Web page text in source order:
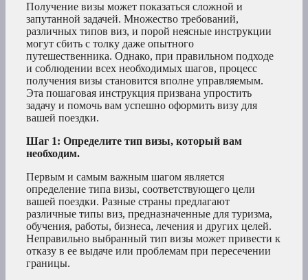
Получение визы может показаться сложной и
запутанной задачей. Множество требований,
различных типов виз, и порой неясные инструкции
могут сбить с толку даже опытного
путешественника. Однако, при правильном подходе
и соблюдении всех необходимых шагов, процесс
получения визы становится вполне управляемым.
Эта пошаговая инструкция призвана упростить
задачу и помочь вам успешно оформить визу для
вашей поездки.
Шаг 1: Определите тип визы, который вам
необходим.
Первым и самым важным шагом является
определение типа визы, соответствующего цели
вашей поездки. Разные страны предлагают
различные типы виз, предназначенные для туризма,
обучения, работы, бизнеса, лечения и других целей.
Неправильно выбранный тип визы может привести к
отказу в ее выдаче или проблемам при пересечении
границы.